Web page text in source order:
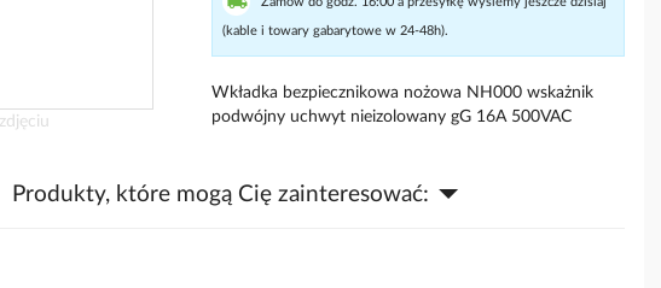
(kable i towary gabarytowe w 24-48h).
Wkładka bezpiecznikowa nożowa NH000 wskażnik
podwójny uchwyt nieizolowany gG 16A 500VAC
Produkty, które mogą Cię zainteresować: